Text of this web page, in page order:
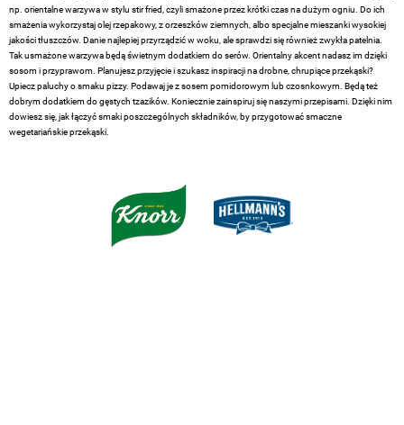
np. orientalne warzywa w stylu stir fried, czyli smażone przez krótki czas na dużym ogniu. Do ich
smażenia wykorzystaj olej rzepakowy, z orzeszków ziemnych, albo specjalne mieszanki wysokiej
jakości tłuszczów. Danie najlepiej przyrządzić w woku, ale sprawdzi się również zwykła patelnia.
Tak usmażone warzywa będą świetnym dodatkiem do serów. Orientalny akcent nadasz im dzięki
sosom i przyprawom. Planujesz przyjęcie i szukasz inspiracji na drobne, chrupiące przekąski?
Upiecz paluchy o smaku pizzy. Podawaj je z sosem pomidorowym lub czosnkowym. Będą też
dobrym dodatkiem do gęstych tzazików. Koniecznie zainspiruj się naszymi przepisami. Dzięki nim
dowiesz się, jak łączyć smaki poszczególnych składników, by przygotować smaczne
wegetariańskie przekąski.